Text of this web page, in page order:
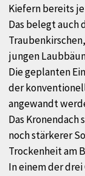
Kiefern bereits
Das belegt auch
jungen
Die geplanten
der
angewandt
Das
noch stärkerer
Trockenheit am
In einem der